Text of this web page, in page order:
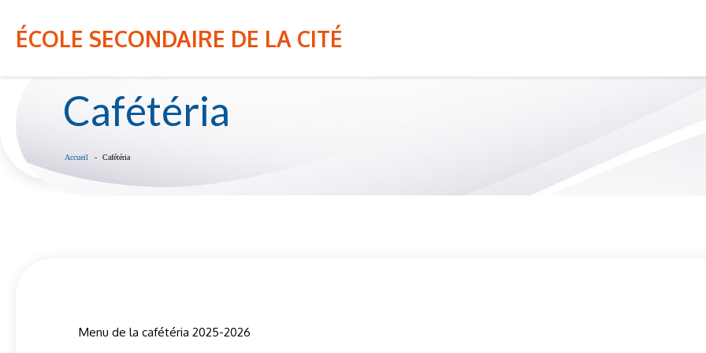
ÉCOLE SECONDAIRE DE LA CITÉ
NOTRE ÉCOLE NOS PROGRAMMES
Cafétéria
Accueil Cafétéria
Menu de la cafétéria 2025-2026